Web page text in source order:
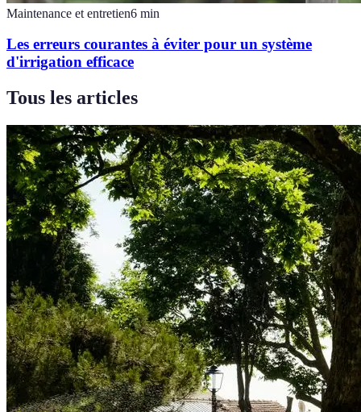
Maintenance et entretien6 min
Les erreurs courantes à éviter pour un système
d'irrigation efficace
Tous les articles